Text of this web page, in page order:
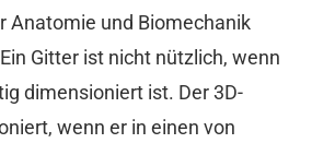
Anatomie und Biomechanik
Gitter ist nicht nützlich, wenn
dimensioniert ist. Der 3D-
wenn er in einen von